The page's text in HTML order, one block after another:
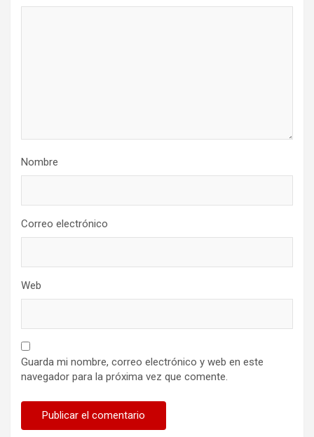
Nombre
Correo electrónico
Web
Guarda mi nombre, correo electrónico y web en este
navegador para la próxima vez que comente.